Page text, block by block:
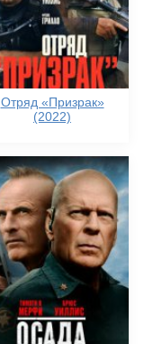
Отряд «Призрак»
(2022)